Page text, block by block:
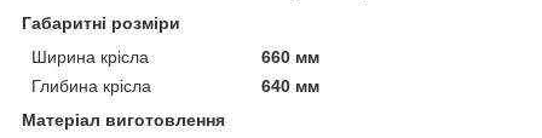
Габаритні розміри
Ширина крісла
660 мм
Глибина крісла
640 мм
Матеріал виготовлення